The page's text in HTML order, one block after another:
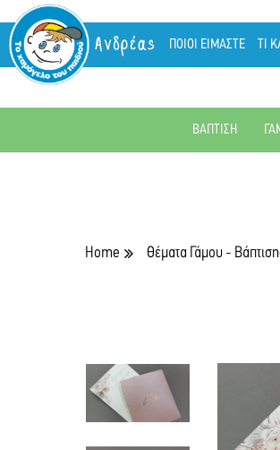
Ανδρέας ΠΟΙΟΙ ΕΙΜΑΣΤΕ ΤΙ
ΒΑΠΤΙΣΗ
Home Θέματα Γάμου -